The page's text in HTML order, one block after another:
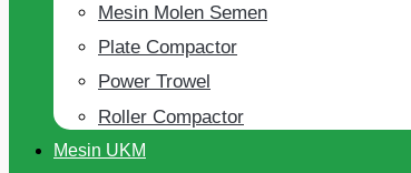
Mesin Molen Semen
Plate Compactor
Power Trowel
Roller Compactor
Mesin UKM